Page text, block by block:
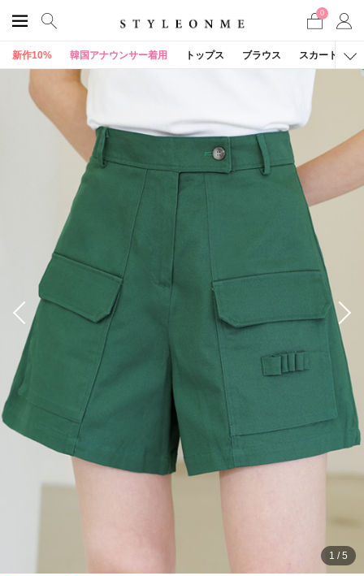
0
新作10% 韓国アナウンサー着用 トップス ブラウス スカート
1 /5